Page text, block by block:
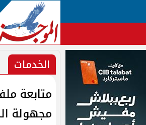
الخدمات
متابعة
مجهولة